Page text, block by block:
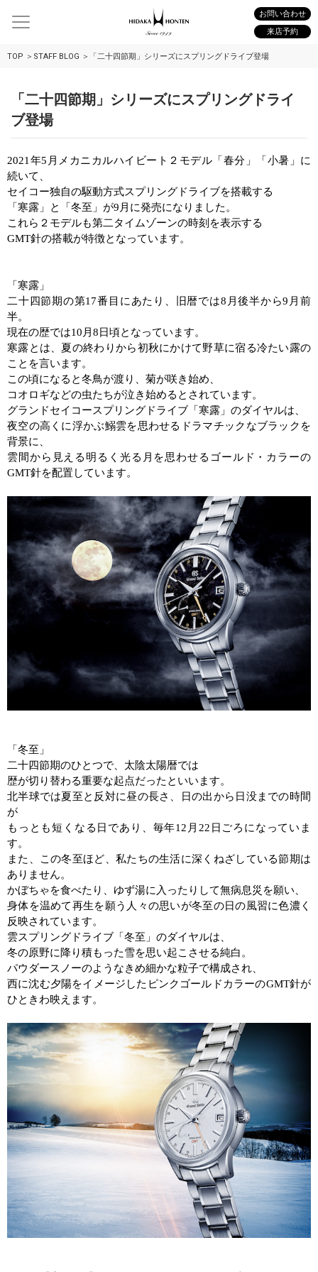
お問い合わせ
来店予約
TOP STAFF BLOG 「二十四節期」シリーズにスプリングドライブ登場
「二十四節期」シリーズにスプリングドライ
ブ登場
2021 年5 月メカニカルハイビート２モデル「春分」「小暑」に
続いて、
セイコー独自の駆動方式スプリングドライブを搭載する
「寒露」と「冬至」が9 月に発売になりました。
これら２モデルも第二タイムゾーンの時刻を表示する
GMT針の搭載が特徴となっています。
「寒露」
二十四節期の第17番目にあたり、旧暦では8 月後半から9 月前
半。
現在の歴では10 月 8 日頃となっています。
寒露とは、夏の終わりから初秋にかけて野草に宿る冷たい露の
ことを言います。
この頃になると冬鳥が渡り、菊が咲き始め、
コオロギなどの虫たちが泣き始めるとされています。
グランドセイコースプリングドライブ「寒露」のダイヤルは、
夜空の高くに浮かぶ鰯雲を思わせるドラマチックなブラックを
背景に、
雲間から見える明るく光る月を思わせるゴールド・カラーの
GMT針を配置しています。
「冬至」
二十四節期のひとつで、太陰太陽暦では
歴が切り替わる重要な起点だったといいます。
北半球では夏至と反対に昼の長さ、日の出から日没までの時間
が
もっとも短くなる日であり、毎年12 月 22 日ごろになっていま
す。
また、この冬至ほど、私たちの生活に深くねざしている節期は
ありません。
かぼちゃを食べたり、ゆず湯に入ったりして無病息災を願い、
身体を温めて再生を願う人々の思いが冬至の日の風習に色濃く
反映されています。
雲スプリングドライブ「冬至」のダイヤルは、
冬の原野に降り積もった雪を思い起こさせる純白。
パウダースノーのようなきめ細かな粒子で構成され、
西に沈む夕陽をイメージしたピンクゴールドカラーのGMT針が
ひときわ映えます。